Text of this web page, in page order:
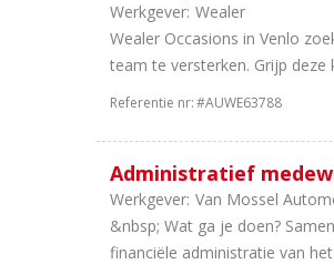
Werkgever: Wealer
Wealer Occasions in Venlo
team te versterken. Grijp
Referentie nr:#AUWE63788
Administratief
Werkgever: Van Mossel
&nbsp; Wat ga je doen?
financiële administratie van